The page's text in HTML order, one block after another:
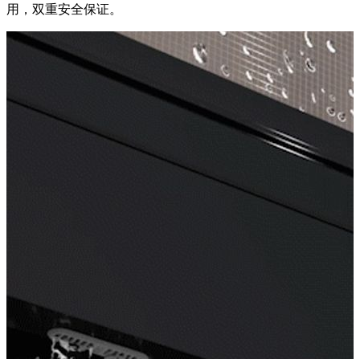
用，双重安全保证。